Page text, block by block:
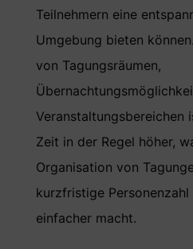
Teilnehmern eine
Umgebung bieten
von Tagungsräumen,
Veranstaltungsbereichen
Zeit in der Regel höher,
Organisation von
kurzfristige Personenzahl
einfacher macht.